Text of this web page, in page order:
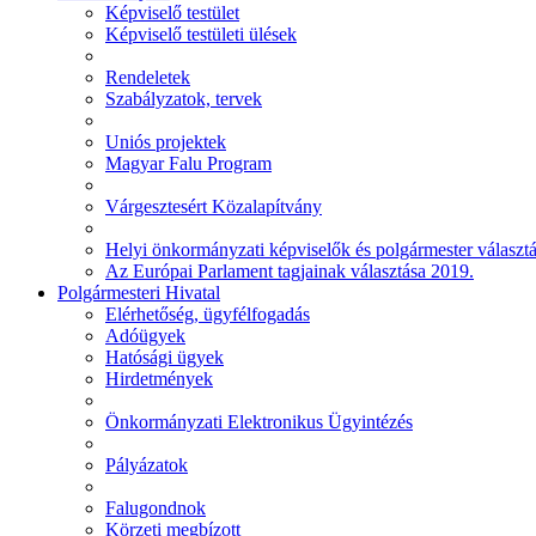
Képviselő testület
Képviselő testületi ülések
Rendeletek
Szabályzatok, tervek
Uniós projektek
Magyar Falu Program
Várgesztesért Közalapítvány
Helyi önkormányzati képviselők és polgármester
Az Európai Parlament tagjainak választása 2019.
Polgármesteri Hivatal
Elérhetőség, ügyfélfogadás
Adóügyek
Hatósági ügyek
Hirdetmények
Önkormányzati Elektronikus Ügyintézés
Pályázatok
Falugondnok
Körzeti megbízott